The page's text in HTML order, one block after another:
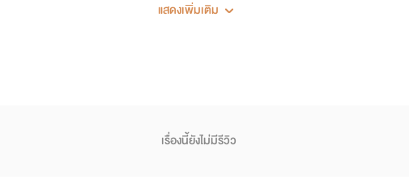
ว 2 คน เหลือฉันกับหงส์หยกที่ยังโสด” เสียงผู้หญิงหน้าตาน่ารัก ตาโต คิ้วไ
แสดงเพิ่มเติม
เรื่องนี้ยังไม่มีรีวิว